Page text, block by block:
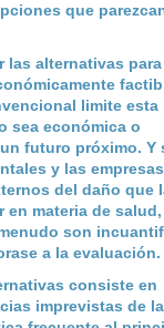
que
las alternativas para
limite esta
sea económica o
futuro próximo. Y
y las
del daño que
materia de salud,
son
a la evaluación.
consiste en
imprevistas de